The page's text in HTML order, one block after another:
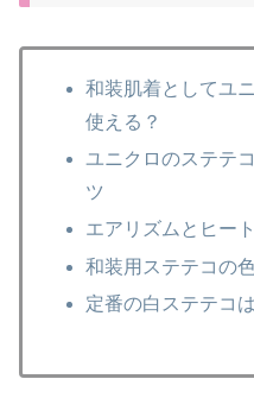
和装肌着としてユ
使える？
ユニクロのステテ
ツ
エアリズムとヒー
和装用ステテコの
定番の白ステテコ